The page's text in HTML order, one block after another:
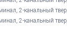
2-канальный
2-канальный